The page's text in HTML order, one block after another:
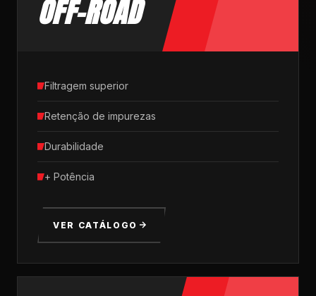
OFF-ROAD
Filtragem superior
Retenção de impurezas
Durabilidade
+ Potência
VER CATÁLOGO